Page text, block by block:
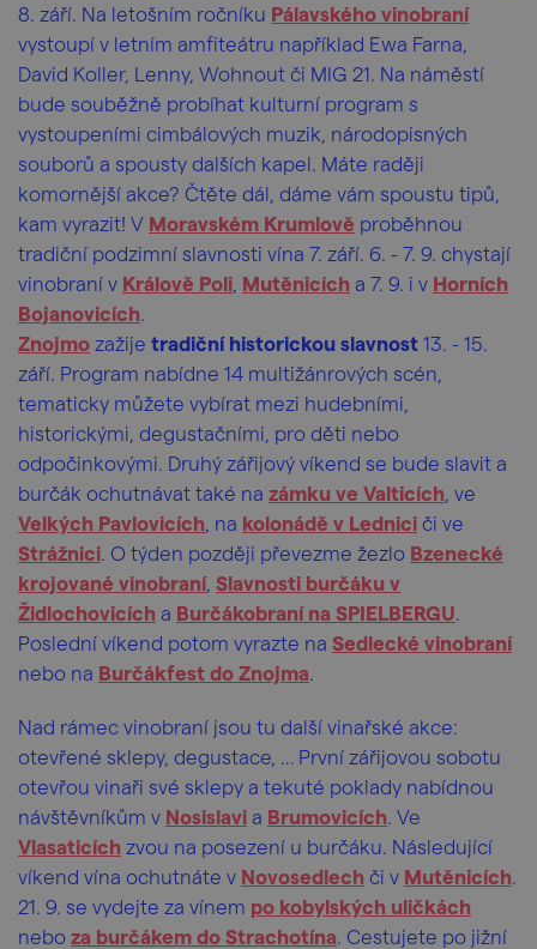
8. září. Na letošním ročníku Pálavského vinobraní
vystoupí v letním amfiteátru například Ewa Farna,
David Koller, Lenny, Wohnout či MIG 21. Na náměstí
bude souběžně probíhat kulturní program s
vystoupeními cimbálových muzik, národopisných
souborů a spousty dalších kapel. Máte raději
komornější akce? Čtěte dál, dáme vám spoustu tipů,
kam vyrazit! V Moravském Krumlově proběhnou
tradiční podzimní slavnosti vína 7. září. 6. - 7. 9. chystají
vinobraní v Králově Poli Mutěnicích a 7. 9. i v Horních
Bojanovicích.
Znojmo zažije tradiční historickou slavnost 13. - 15.
září. Program nabídne 14 multižánrových scén,
tematicky můžete vybírat mezi hudebními,
historickými, degustačními, pro děti nebo
odpočinkovými. Druhý zářijový víkend se bude slavit a
burčák ochutnávat také na zámku ve Valticích , ve
Velkých Pavlovicích , na kolonádě v Lednici či ve
Strážnici. O týden později převezme žezlo Bzenecké
krojované vinobraní, Slavnosti burčáku v
Židlochovicích a Burčákobraní na SPIELBERGU.
Poslední víkend potom vyrazte na Sedlecké vinobraní
nebo na Burčákfest do Znojma.
Nad rámec vinobraní jsou tu další vinařské akce:
otevřené sklepy, degustace, … První zářijovou sobotu
otevřou vinaři své sklepy a tekuté poklady nabídnou
návštěvníkům v Nosislavi a Brumovicích. Ve
Vlasaticích zvou na posezení u burčáku. Následující
víkend vína ochutnáte v Novosedlech či v Mutěnicích.
21. 9. se vydejte za vínem po kobylských uličkách
nebo za burčákem do Strachotína. Cestujete po jižní